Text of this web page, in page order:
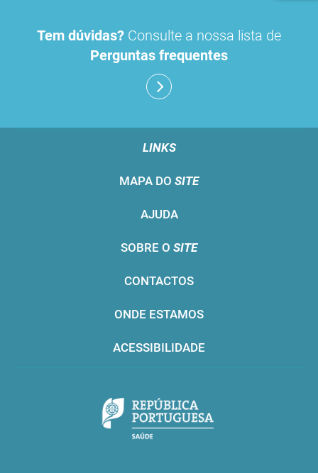
Tem dúvidas? Consulte a nossa lista de
Perguntas frequentes
LINKS
MAPA DO SITE
AJUDA
SOBRE O SITE
CONTACTOS
ONDE ESTAMOS
ACESSIBILIDADE